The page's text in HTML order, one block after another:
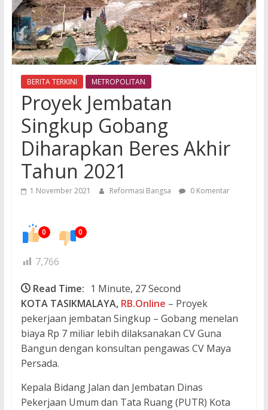
BERITA TERKINI METROPOLITAN
Proyek Jembatan
Singkup Gobang
Diharapkan Beres Akhir
Tahun 2021
1 November 2021 Reformasi Bangsa 0 Komentar
0 0
7,766
Read Time: 1 Minute, 27 Second
KOTA TASIKMALAYA, RB.Online – Proyek
pekerjaan jembatan Singkup – Gobang menelan
biaya Rp 7 miliar lebih dilaksanakan CV Guna
Bangun dengan konsultan pengawas CV Maya
Persada.
Kepala Bidang Jalan dan Jembatan Dinas
Pekerjaan Umum dan Tata Ruang (PUTR) Kota